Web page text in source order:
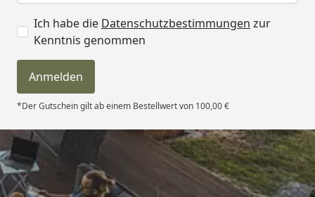
Panorama-Doppeltür
mit Zylinderschloss inkl.
Fenster
3 breite Oberlichter
4 breite Oberlichter
(Größe 2)
Material
Ausgesuchte nordische
Ich habe die Datenschutzbestimmungen zur
Kenntnis genommen
Anmelden
*Der Gutschein gilt ab einem Bestellwert von 100,00 €
Trusted Shops